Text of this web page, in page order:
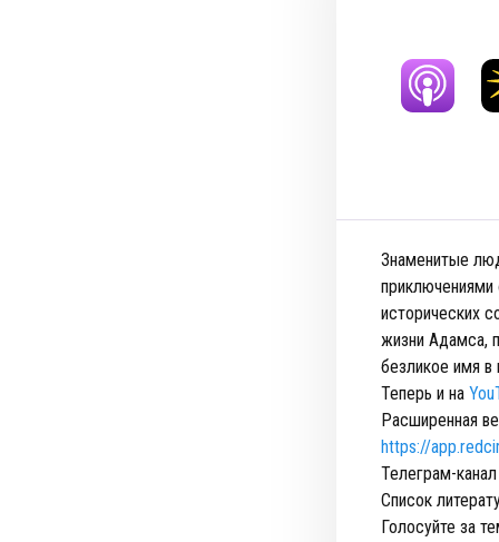
Знаменитые
исторических
жизни Адамса,
безликое имя в
Теперь и на
Расширенная
https://
Телеграм-
Список
Голосуйте за